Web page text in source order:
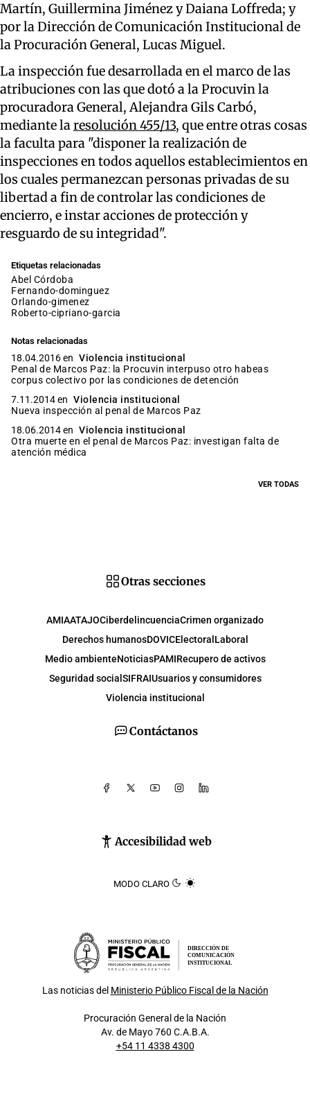
Martín, Guillermina Jiménez y Daiana Loffreda; y
por la Dirección de Comunicación Institucional de
la Procuración General, Lucas Miguel.
La inspección fue desarrollada en el marco de las
atribuciones con las que dotó a la Procuvin la
procuradora General, Alejandra Gils Carbó,
mediante laresolución 455/13, que entre otras cosas
la faculta para "disponer la realización de
inspecciones en todos aquellos establecimientos en
los cuales permanezcan personas privadas de su
libertad a fin de controlar las condiciones de
encierro, e instar acciones de protección y
resguardo de su integridad".
Etiquetas relacionadas
Abel Córdoba
fernando-dominguez
orlando-gimenez
roberto-cipriano-garcia
Notas relacionadas
18.04.2016 en Violencia institucional
Penal de Marcos Paz: la Procuvin interpuso otro habeas
corpus colectivo por las condiciones de detención
7.11.2014 en Violencia institucional
Nueva inspección al penal de Marcos Paz
18.06.2014 en Violencia institucional
Otra muerte en el penal de Marcos Paz: investigan falta de
atención médica
VER TODAS
Contáctanos
Accesibilidad web
MODO CLARO
Otras secciones
AMIAATAJOCiberdelincuenciaCrimen organizado
Derechos humanosDOVICElectoral Laboral
Medio ambienteNoticiasPAMIRecupero de activos
Seguridad social SIFRAIUsuarios y consumidores
Violencia institucional
DIRECCIÓN DE
COMUNICACIÓN
INSTITUCIONAL
Las noticias del Ministerio Público Fiscal de la Nación
Procuración General de la Nación
Av. de Mayo 760 C.A.B.A.
+54 11 4338 4300